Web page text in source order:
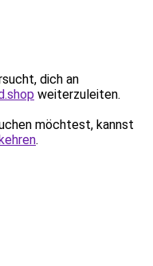
dich an
weiterzuleiten.
möchtest, kannst
.